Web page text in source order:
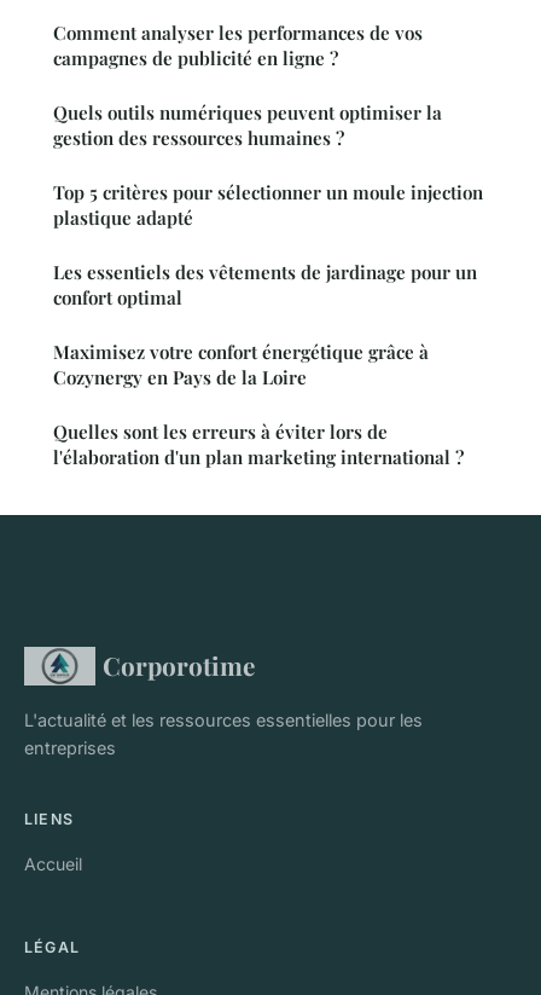
Comment analyser les performances de vos
campagnes de publicité en ligne ?
Quels outils numériques peuvent optimiser la
gestion des ressources humaines ?
Top 5 critères pour sélectionner un moule injection
plastique adapté
Les essentiels des vêtements de jardinage pour un
confort optimal
Maximisez votre confort énergétique grâce à
Cozynergy en Pays de la Loire
Quelles sont les erreurs à éviter lors de
l'élaboration d'un plan marketing international ?
Corporotime
L'actualité et les ressources essentielles pour les
entreprises
LIENS
Accueil
LÉGAL